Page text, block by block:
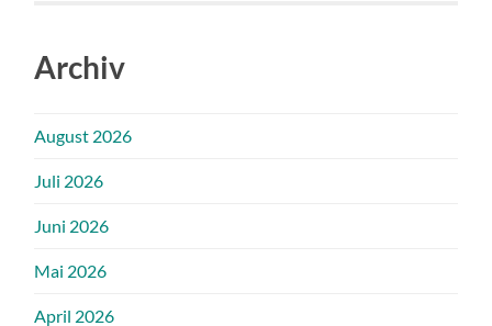
Archiv
August 2026
Juli 2026
Juni 2026
Mai 2026
April 2026